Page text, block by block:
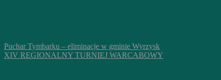
Puchar Tymbarku – eliminacje w gminie Wyrzysk
XIV REGIONALNY TURNIEJ WARCABOWY